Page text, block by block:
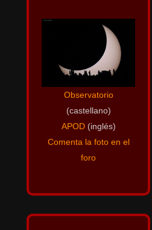
Observatorio
(castellano)
APOD(inglés)
Comenta la foto en el
foro